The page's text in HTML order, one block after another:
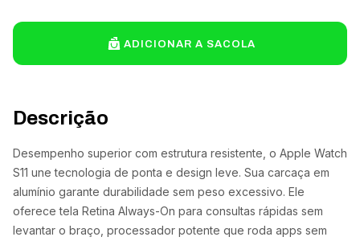
Descrição
Desempenho superior com estrutura resistente, o Apple Watch
S11 une tecnologia de ponta e design leve. Sua carcaça em
alumínio garante durabilidade sem peso excessivo. Ele
oferece tela Retina Always-On para consultas rápidas sem
levantar o braço, processador potente que roda apps sem
ADICIONAR A SACOLA